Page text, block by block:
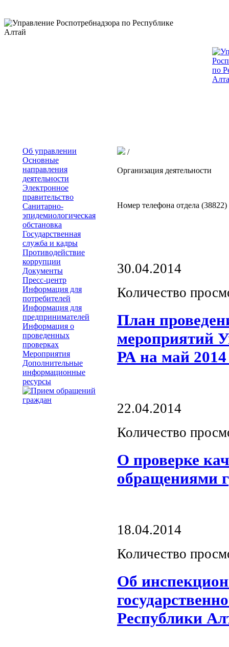
Об управлении
Основные
направления
деятельности
Электронное
правительство
Санитарно-
эпидемиологическая
обстановка
Государственная
служба и кадры
Противодействие
коррупции
Документы
Пресс-центр
Информация для
потребителей
Информация для
предпринимателей
Информация о
проведенных
проверках
Мероприятия
Дополнительные
информационные
ресурсы
/
Организация деятельности
Номер телефона отдела (38822)
30.04.2014
Количество
План
мероприятий
РА на май 2014
22.04.2014
Количество
О проверке
обращениями
18.04.2014
Количество
Об
Республики